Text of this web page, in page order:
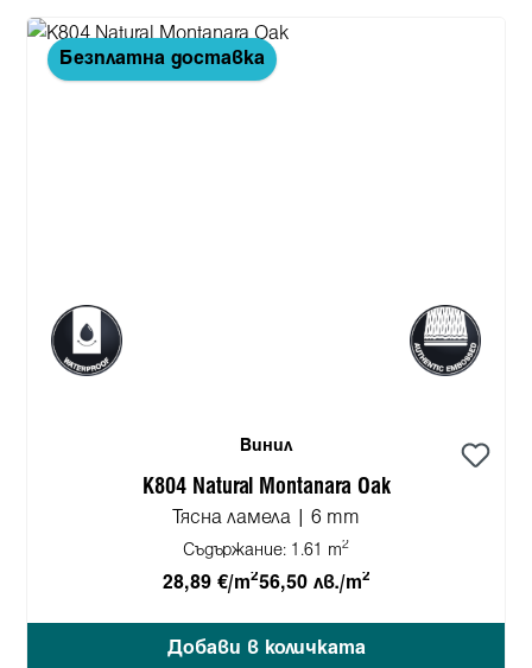
Безплатна доставка
Винил
K804 Natural Montanara Oak
Тясна ламела | 6 mm
Съдържание: 1.61 m2
28,89 €/m256,50 лв./m2
Добави в количката